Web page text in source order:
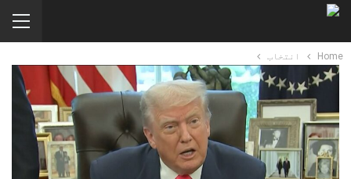
Home انتخاب